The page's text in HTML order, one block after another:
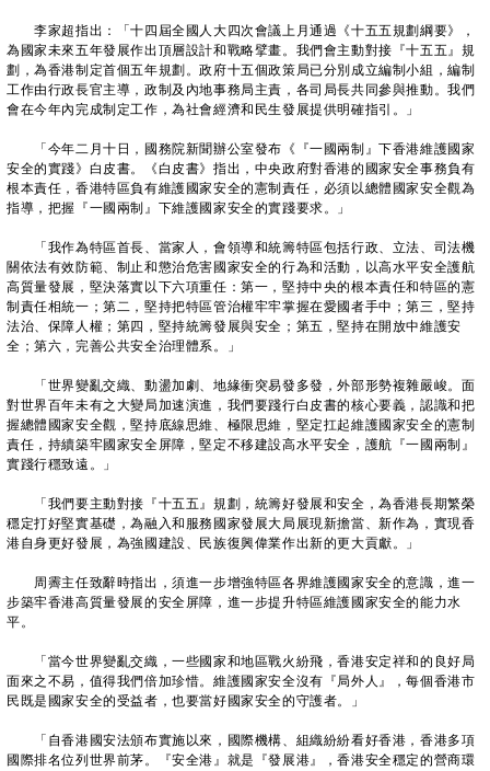
李家超指出：「十四屆全國人大四次會議上月通過《十五五規劃綱要》，
為國家未來五年發展作出頂層設計和戰略擘畫。我們會主動對接『十五五』規
劃，為香港制定首個五年規劃。政府十五個政策局已分別成立編制小組，編制
工作由行政長官主導，政制及內地事務局主責，各司局長共同參與推動。我們
會在今年內完成制定工作，為社會經濟和民生發展提供明確指引。」
「今年二月十日，國務院新聞辦公室發布《『一國兩制』下香港維護國家
安全的實踐》白皮書。《白皮書》指出，中央政府對香港的國家安全事務負有
根本責任，香港特區負有維護國家安全的憲制責任，必須以總體國家安全觀為
指導，把握『一國兩制』下維護國家安全的實踐要求。」
「我作為特區首長、當家人，會領導和統籌特區包括行政、立法、司法機
關依法有效防範、制止和懲治危害國家安全的行為和活動，以高水平安全護航
高質量發展，堅決落實以下六項重任：第一，堅持中央的根本責任和特區的憲
制責任相統一；第二，堅持把特區管治權牢牢掌握在愛國者手中；第三，堅持
法治、保障人權；第四，堅持統籌發展與安全；第五，堅持在開放中維護安
全；第六，完善公共安全治理體系。」
「世界變亂交織、動盪加劇、地緣衝突易發多發，外部形勢複雜嚴峻。面
對世界百年未有之大變局加速演進，我們要踐行白皮書的核心要義，認識和把
握總體國家安全觀，堅持底線思維、極限思維，堅定扛起維護國家安全的憲制
責任，持續築牢國家安全屏障，堅定不移建設高水平安全，護航『一國兩制』
實踐行穩致遠。」
「我們要主動對接『十五五』規劃，統籌好發展和安全，為香港長期繁榮
穩定打好堅實基礎，為融入和服務國家發展大局展現新擔當、新作為，實現香
港自身更好發展，為強國建設、民族復興偉業作出新的更大貢獻。」
周霽主任致辭時指出，須進一步增強特區各界維護國家安全的意識，進一
步築牢香港高質量發展的安全屏障，進一步提升特區維護國家安全的能力水
平。
「當今世界變亂交織，一些國家和地區戰火紛飛，香港安定祥和的良好局
面來之不易，值得我們倍加珍惜。維護國家安全沒有『局外人』，每個香港市
民既是國家安全的受益者，也要當好國家安全的守護者。」
「自香港國安法頒布實施以來，國際機構、組織紛紛看好香港，香港多項
國際排名位列世界前茅。『安全港』就是『發展港』，香港安全穩定的營商環